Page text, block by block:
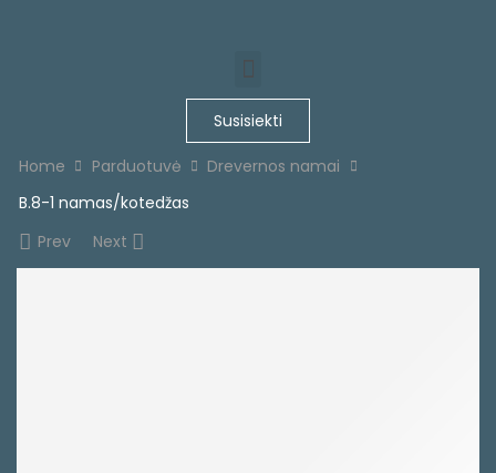
Susisiekti
Home Parduotuvė
Drevernos namai
B.8-1 namas/kotedžas
Prev
Next